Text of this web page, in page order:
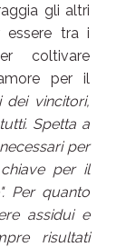
gli altri
essere tra i
coltivare
per il
dei vincitori,
Spetta a
per
per il
Per quanto
assidui e
risultati